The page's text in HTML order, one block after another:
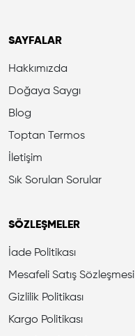
SAYFALAR
Hakkımızda
Doğaya Saygı
Blog
Toptan Termos
İletişim
Sık Sorulan Sorular
SÖZLEŞMELER
İade Politikası
Mesafeli Satış Sözleşmesi
Gizlilik Politikası
Kargo Politikası